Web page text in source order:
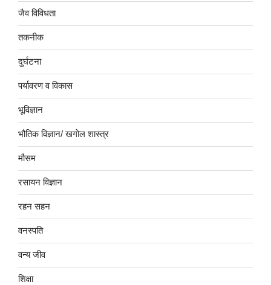
जैव विविधता
तकनीक
दुर्घटना
पर्यावरण व विकास
भूविज्ञान
भौतिक विज्ञान/ खगोल शास्त्र
मौसम
रसायन विज्ञान
रहन सहन
वनस्पति
वन्य जीव
शिक्षा